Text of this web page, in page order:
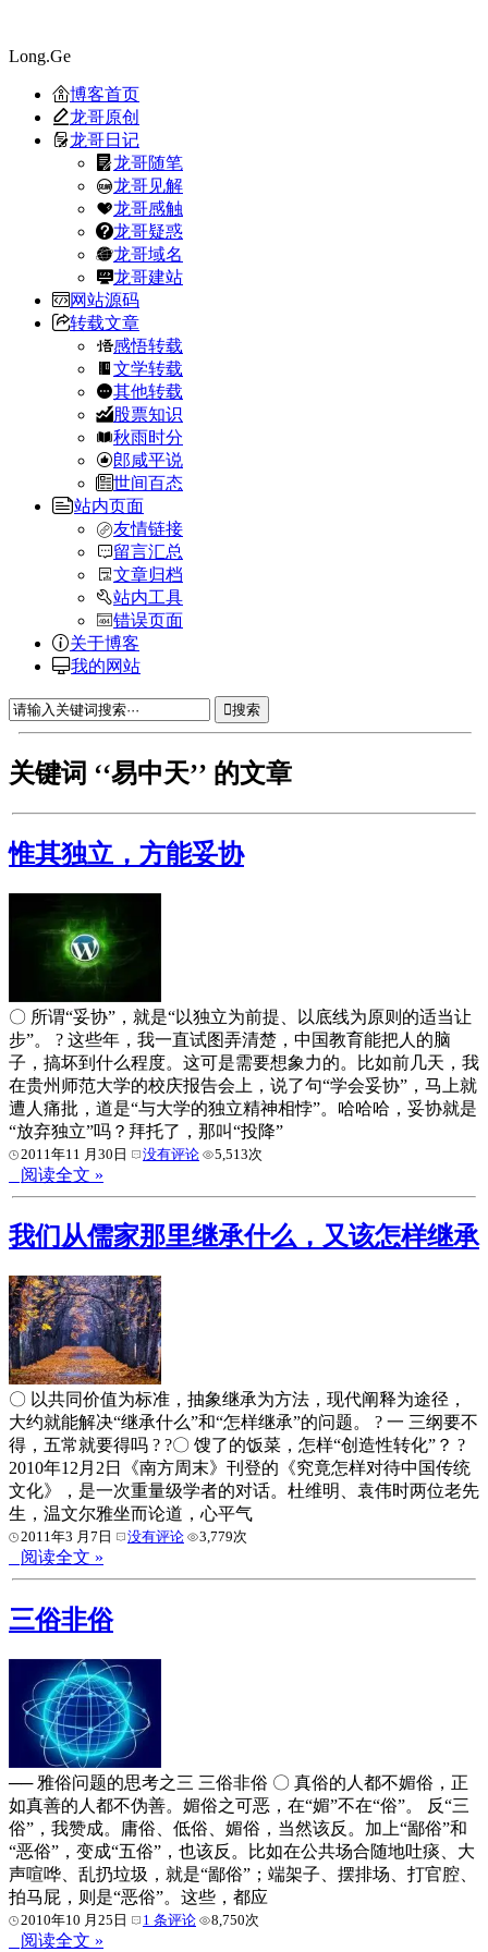
Long.Ge
博客首页
龙哥原创
龙哥日记
龙哥随笔
龙哥见解
龙哥感触
龙哥疑惑
龙哥域名
龙哥建站
网站源码
转载文章
感悟转载
文学转载
其他转载
股票知识
秋雨时分
郎咸平说
世间百态
站内页面
友情链接
留言汇总
文章归档
站内工具
错误页面
关于博客
我的网站
搜索
关键词 ‘‘易中天’’ 的文章
惟其独立，方能妥协
〇 所谓“妥协”，就是“以独立为前提、以底线为原则的适当让
步”。 ? 这些年，我一直试图弄清楚，中国教育能把人的脑
子，搞坏到什么程度。这可是需要想象力的。比如前几天，我
在贵州师范大学的校庆报告会上，说了句“学会妥协”，马上就
遭人痛批，道是“与大学的独立精神相悖”。哈哈哈，妥协就是
“放弃独立”吗？拜托了，那叫“投降”
2011年11 月30日 没有评论 5,513次
阅读全文 »
我们从儒家那里继承什么，又该怎样继承
〇 以共同价值为标准，抽象继承为方法，现代阐释为途径，
大约就能解决“继承什么”和“怎样继承”的问题。 ? 一 三纲要不
得，五常就要得吗 ? ?〇 馊了的饭菜，怎样“创造性转化”？ ?
2010年12月2日《南方周末》刊登的《究竟怎样对待中国传统
文化》，是一次重量级学者的对话。杜维明、袁伟时两位老先
生，温文尔雅坐而论道，心平气
2011年3 月7日 没有评论 3,779次
阅读全文 »
三俗非俗
── 雅俗问题的思考之三 三俗非俗 〇 真俗的人都不媚俗，正
如真善的人都不伪善。媚俗之可恶，在“媚”不在“俗”。 反“三
俗”，我赞成。庸俗、低俗、媚俗，当然该反。加上“鄙俗”和
“恶俗”，变成“五俗”，也该反。比如在公共场合随地吐痰、大
声喧哗、乱扔垃圾，就是“鄙俗”；端架子、摆排场、打官腔、
拍马屁，则是“恶俗”。这些，都应
2010年10 月25日 1 条评论 8,750次
阅读全文 »